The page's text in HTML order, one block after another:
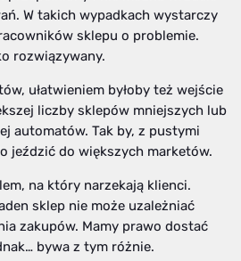
W takich wypadkach wystarczy
sklepu o problemie.
rozwiązywany.
ułatwieniem byłoby też wejście
liczby sklepów mniejszych lub
automatów. Tak by, z pustymi
jeździć do większych marketów.
na który narzekają klienci.
sklep nie może uzależniać
zakupów. Mamy prawo dostać
bywa z tym różnie.